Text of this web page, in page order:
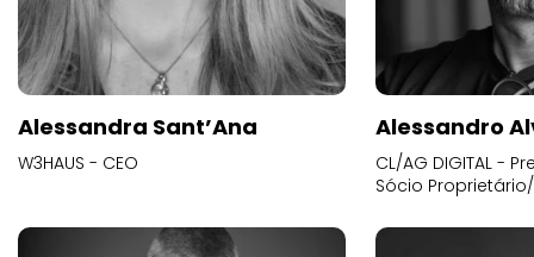
Alessandra Sant’Ana
W3HAUS - CEO
Alessandro
CL/AG DIGITAL -
Sócio